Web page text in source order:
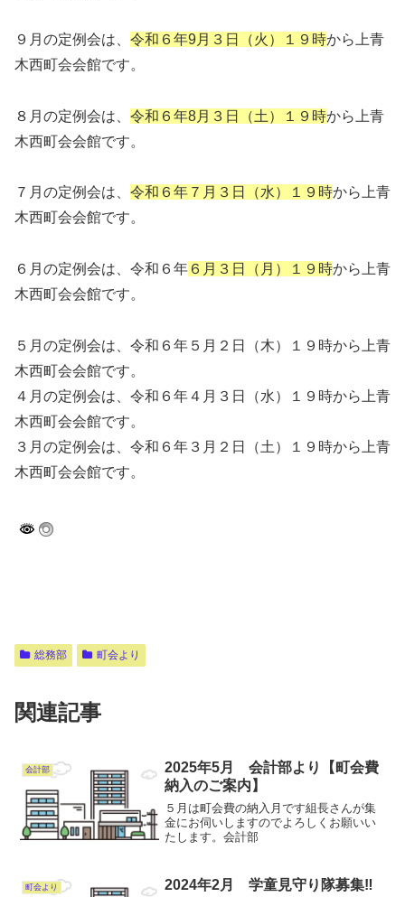
９月の定例会は、 令和６年9月３日（火）１９時から上青
木西町会会館です。
８月の定例会は、 令和６年8月３日（土）１９時から上青
木西町会会館です。
７月の定例会は、 令和６年７月３日（水）１９時から上青
木西町会会館です。
６月の定例会は、令和６年 ６月３日（月）１９時から上青
木西町会会館です。
５月の定例会は、令和６年５月２日（木）１９時から上青
木西町会会館です。
４月の定例会は、令和６年４月３日（水）１９時から上青
木西町会会館です。
３月の定例会は、令和６年３月２日（土）１９時から上青
木西町会会館です。
総務部 町会より
関連記事
会計部
2025年5月 会計部より【町会費
納入のご案内】
５月は町会費の納入月です組長さんが集
金にお伺いしますのでよろしくお願いい
たします。会計部
町会より 2024年2月 学童見守り隊募集‼︎